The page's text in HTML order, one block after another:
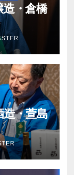
造・倉橋
造・萱島